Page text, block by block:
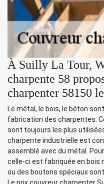
À Suilly La Tour,
charpente 58
charpenter 58150
Le métal, le bois, le béton
fabrication des charpentes.
sont toujours les plus
charpente industrielle est
assemblé avec du métal.
celle-ci est fabriquée en bois
ou des boutons spéciaux
Le prix couvreur charpenter